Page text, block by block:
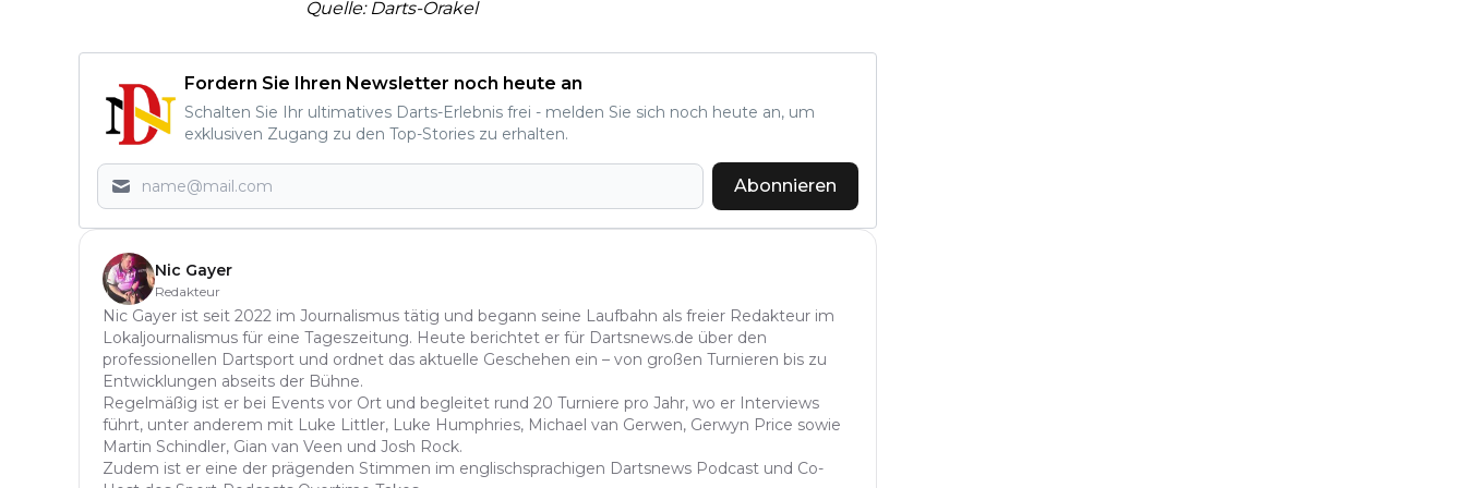
Quelle: Darts-Orakel
Fordern Sie Ihren Newsletter noch heute an
Schalten Sie Ihr ultimatives Darts-Erlebnis frei - melden Sie sich noch heute an, um
exklusiven Zugang zu den Top-Stories zu erhalten.
Abonnieren
Nic Gayer
Redakteur
Nic Gayer ist seit 2022 im Journalismus tätig und begann seine Laufbahn als freier Redakteur im
Lokaljournalismus für eine Tageszeitung. Heute berichtet er für Dartsnews.de über den
professionellen Dartsport und ordnet das aktuelle Geschehen ein – von großen Turnieren bis zu
Entwicklungen abseits der Bühne.
Regelmäßig ist er bei Events vor Ort und begleitet rund 20 Turniere pro Jahr, wo er Interviews
führt, unter anderem mit Luke Littler, Luke Humphries, Michael van Gerwen, Gerwyn Price sowie
Martin Schindler, Gian van Veen und Josh Rock.
Zudem ist er eine der prägenden Stimmen im englischsprachigen Dartsnews Podcast und Co-